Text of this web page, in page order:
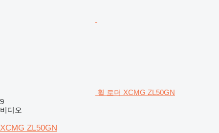
휠 로더 XCMG ZL50GN
9
비디오
XCMG ZL50GN